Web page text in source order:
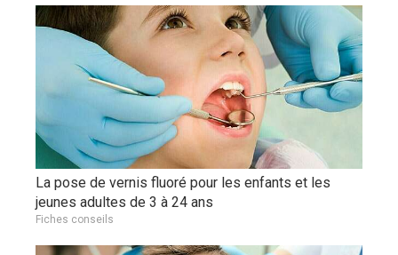
La pose de vernis fluoré pour les enfants et les
jeunes adultes de 3 à 24 ans
Fiches conseils